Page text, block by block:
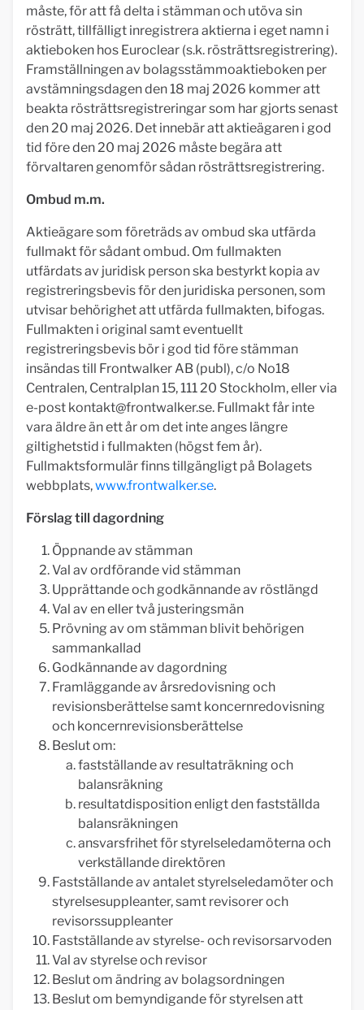
måste, för att få delta i stämman och utöva sin
rösträtt, tillfälligt inregistrera aktierna i eget namn i
aktieboken hos Euroclear (s.k. rösträttsregistrering).
Framställningen av bolagsstämmoaktieboken per
avstämningsdagen den 18 maj 2026 kommer att
beakta rösträttsregistreringar som har gjorts senast
den 20 maj 2026. Det innebär att aktieägaren i god
tid före den 20 maj 2026 måste begära att
förvaltaren genomför sådan rösträttsregistrering.
Ombud m.m.
Aktieägare som företräds av ombud ska utfärda
fullmakt för sådant ombud. Om fullmakten
utfärdats av juridisk person ska bestyrkt kopia av
registreringsbevis för den juridiska personen, som
utvisar behörighet att utfärda fullmakten, bifogas.
Fullmakten i original samt eventuellt
registreringsbevis bör i god tid före stämman
insändas till Frontwalker AB (publ), c/o No18
Centralen, Centralplan 15, 111 20 Stockholm, eller via
e-post kontakt@frontwalker.se. Fullmakt får inte
vara äldre än ett år om det inte anges längre
giltighetstid i fullmakten (högst fem år).
Fullmaktsformulär finns tillgängligt på Bolagets
webbplats,www.frontwalker.se.
Förslag till dagordning
Öppnande av stämman
Val av ordförande vid stämman
Upprättande och godkännande av röstlängd
Val av en eller två justeringsmän
Prövning av om stämman blivit behörigen
sammankallad
Godkännande av dagordning
Framläggande av årsredovisning och
revisionsberättelse samt koncernredovisning
och koncernrevisionsberättelse
Beslut om:
fastställande av resultaträkning och
balansräkning
resultatdisposition enligt den fastställda
balansräkningen
ansvarsfrihet för styrelseledamöterna och
verkställande direktören
Fastställande av antalet styrelseledamöter och
styrelsesuppleanter, samt revisorer och
revisorssuppleanter
Fastställande av styrelse- och revisorsarvoden
Val av styrelse och revisor
Beslut om ändring av bolagsordningen
Beslut om bemyndigande för styrelsen att